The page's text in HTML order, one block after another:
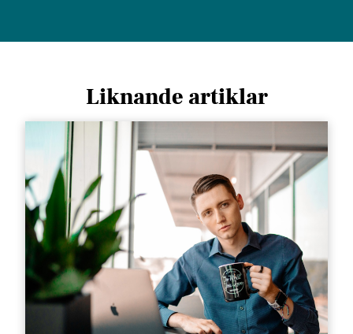
Liknande artiklar